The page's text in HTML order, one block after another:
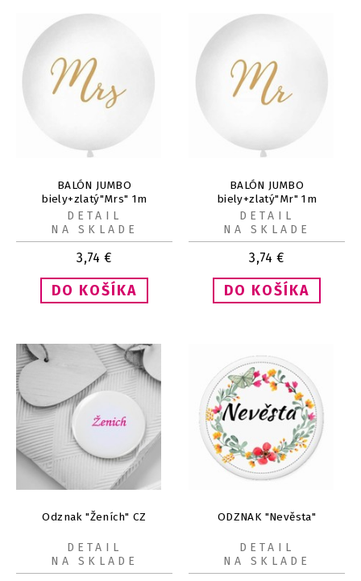
BALÓN JUMBO
biely+zlatý"Mrs" 1m
3,74 €
DETAIL
NA SKLADE
BALÓN JUMBO
biely+zlatý"Mr" 1m
3,74 €
DETAIL
NA SKLADE
Odznak "Ženích" CZ
DETAIL
NA SKLADE
ODZNAK "Nevěsta"
DETAIL
NA SKLADE